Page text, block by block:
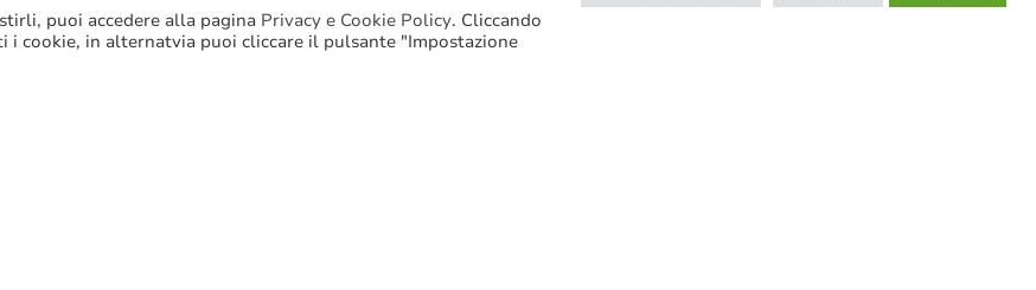
puoi accedere alla pagina Privacy e Cookie Policy. Cliccando
in alternatvia puoi cliccare il pulsante "Impostazione